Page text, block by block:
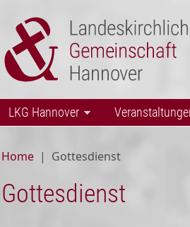
LKG Hannover
Home | Gottesdienst
Gottesdienst